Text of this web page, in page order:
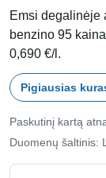
Emsi degalinėje
benzino 95
0,690 €/l.
Pigiausias
Paskutinį kartą
Duomenų šaltinis: